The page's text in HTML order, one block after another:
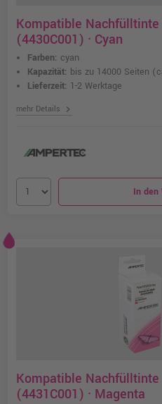
Kompatible Nachfülltinte
(4430C001) · Cyan
Farben: cyan
Kapazität: bis zu 14000 Seiten
Lieferzeit: 1-2 Werktage
mehr Details chevron_right
In den
Kompatible Nachfülltinte
(4431C001) · Magenta